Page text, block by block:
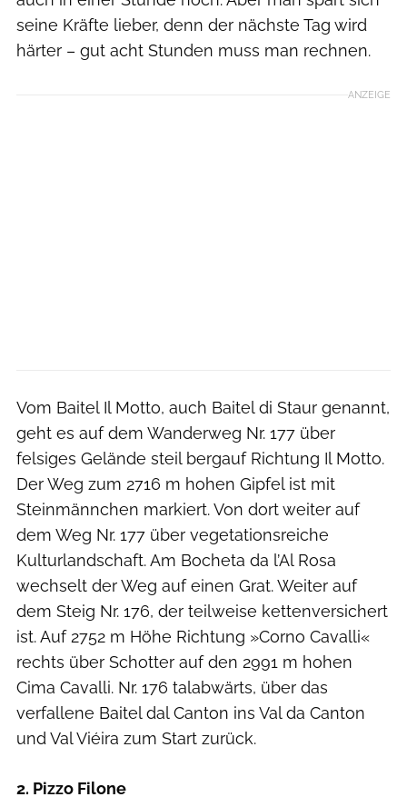
seine Kräfte lieber, denn der nächste Tag wird
härter – gut acht Stunden muss man rechnen.
ANZEIGE
Vom Baitel Il Motto, auch Baitel di Staur genannt,
geht es auf dem Wanderweg Nr. 177 über
felsiges Gelände steil bergauf Richtung Il Motto.
Der Weg zum 2716 m hohen Gipfel ist mit
Steinmännchen markiert. Von dort weiter auf
dem Weg Nr. 177 über vegetationsreiche
Kulturlandschaft. Am Bocheta da l’Al Rosa
wechselt der Weg auf einen Grat. Weiter auf
dem Steig Nr. 176, der teilweise kettenversichert
ist. Auf 2752 m Höhe Richtung »Corno Cavalli«
rechts über Schotter auf den 2991 m hohen
Cima Cavalli. Nr. 176 talabwärts, über das
verfallene Baitel dal Canton ins Val da Canton
und Val Viéira zum Start zurück.
2. Pizzo Filone